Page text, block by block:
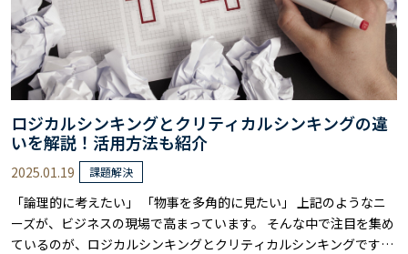
ロジカルシンキングとクリティカルシンキングの違
いを解説！活用方法も紹介
2025.01.19 課題解決
「論理的に考えたい」 「物事を多角的に見たい」 上記のようなニ
ーズが、ビジネスの現場で高まっています。 そんな中で注目を集め
ているのが、ロジカルシンキングとクリティカルシンキングです。